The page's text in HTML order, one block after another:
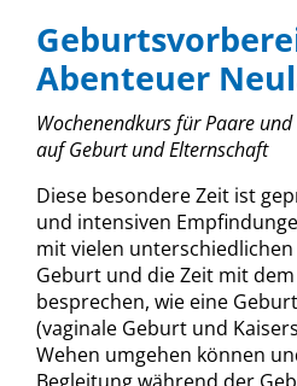
Abenteuer
Wochenendkurs für Paare
auf Geburt und Elternschaft
Diese besondere Zeit ist
und intensiven
mit vielen
Geburt und die Zeit mit
besprechen, wie eine
(vaginale Geburt und
Wehen umgehen können